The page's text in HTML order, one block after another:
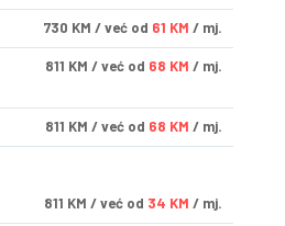
730 KM / već od 61 KM / mj.
811 KM / već od 68 KM / mj.
811 KM / već od 68 KM / mj.
811 KM / već od 34 KM / mj.